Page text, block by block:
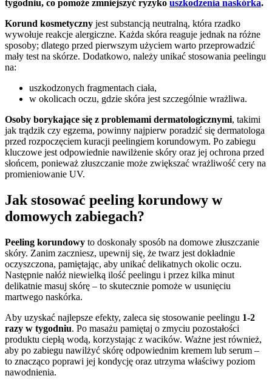
tygodniu, co pomoże zmniejszyć ryzyko uszkodzenia naskórka.
Korund kosmetyczny jest substancją neutralną, która rzadko
wywołuje reakcje alergiczne. Każda skóra reaguje jednak na różne
sposoby; dlatego przed pierwszym użyciem warto przeprowadzić
mały test na skórze. Dodatkowo, należy unikać stosowania peelingu
na:
uszkodzonych fragmentach ciała,
w okolicach oczu, gdzie skóra jest szczególnie wrażliwa.
Osoby borykające się z problemami dermatologicznymi, takimi
jak trądzik czy egzema, powinny najpierw poradzić się dermatologa
przed rozpoczęciem kuracji peelingiem korundowym. Po zabiegu
kluczowe jest odpowiednie nawilżenie skóry oraz jej ochrona przed
słońcem, ponieważ złuszczanie może zwiększać wrażliwość cery na
promieniowanie UV.
Jak stosować peeling korundowy w
domowych zabiegach?
Peeling korundowy to doskonały sposób na domowe złuszczanie
skóry. Zanim zaczniesz, upewnij się, że twarz jest dokładnie
oczyszczona, pamiętając, aby unikać delikatnych okolic oczu.
Następnie nałóż niewielką ilość peelingu i przez kilka minut
delikatnie masuj skórę – to skutecznie pomoże w usunięciu
martwego naskórka.
Aby uzyskać najlepsze efekty, zaleca się stosowanie peelingu 1-2
razy w tygodniu. Po masażu pamiętaj o zmyciu pozostałości
produktu ciepłą wodą, korzystając z wacików. Ważne jest również,
aby po zabiegu nawilżyć skórę odpowiednim kremem lub serum –
to znacząco poprawi jej kondycję oraz utrzyma właściwy poziom
nawodnienia.